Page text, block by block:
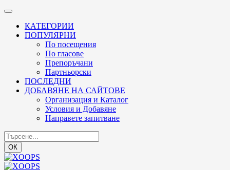
КАТЕГОРИИ
ПОПУЛЯРНИ
По посещения
По гласове
Препоръчани
Партньорски
ПОСЛЕДНИ
ДОБАВЯНЕ НА САЙТОВЕ
Организация и Каталог
Условия и Добавяне
Направете запитване
ОК